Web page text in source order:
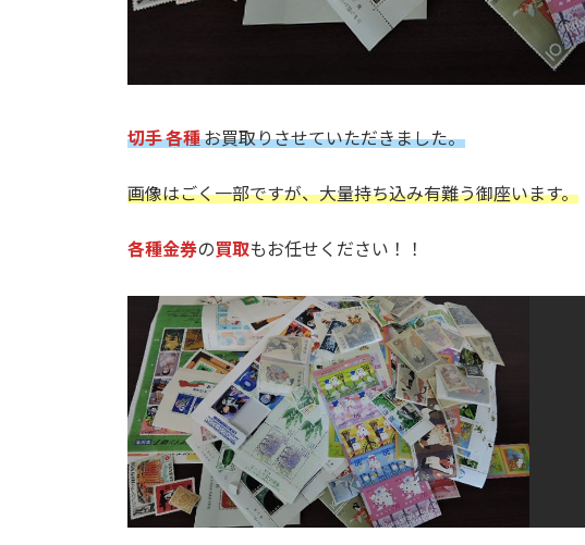
切手 各種お買取りさせていただきました。
画像はごく一部ですが、大量持ち込み有難う御座います。
各種金券の買取もお任せください！！